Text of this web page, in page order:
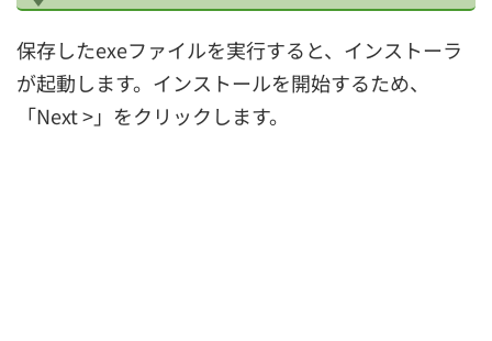
保存したexeファイルを実行すると、インストーラ
が起動します。インストールを開始するため、
「Next >」をクリックします。